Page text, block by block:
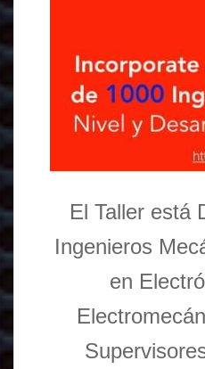
El Taller está
Ingenieros
en